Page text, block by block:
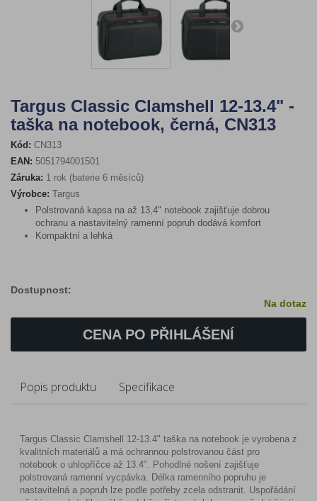
Targus Classic Clamshell 12-13.4" -
taška na notebook, černá, CN313
Kód: CN313
EAN: 5051794001501
Záruka: 1 rok (baterie 6 měsíců)
Výrobce: Targus
Polstrovaná kapsa na až 13,4" notebook zajišťuje dobrou
ochranu a nastavitelný ramenní popruh dodává komfort
Kompaktní a lehká
Dostupnost:
Na dotaz
CENA PO PŘIHLÁŠENÍ
Popis produktu Specifikace
Targus Classic Clamshell 12-13.4" taška na notebook je vyrobena z
kvalitních materiálů a má ochrannou polstrovanou část pro
notebook o uhlopříčce až 13.4". Pohodlné nošení zajišťuje
polstrovaná ramenní vycpávka. Délka ramenního popruhu je
nastavitelná a popruh lze podle potřeby zcela odstranit. Uspořádání